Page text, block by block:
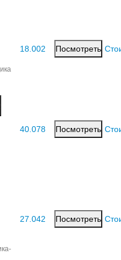
18.002 Посмотреть
40.078 Посмотреть
27.042 Посмотреть